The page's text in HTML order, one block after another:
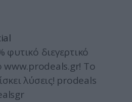
φυτικό διεγερτικό
www.prodeals.gr! Το
λύσεις! prodeals